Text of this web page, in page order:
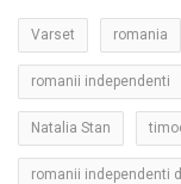
Varset romania
romanii independenti
Natalia Stan
romanii independenti